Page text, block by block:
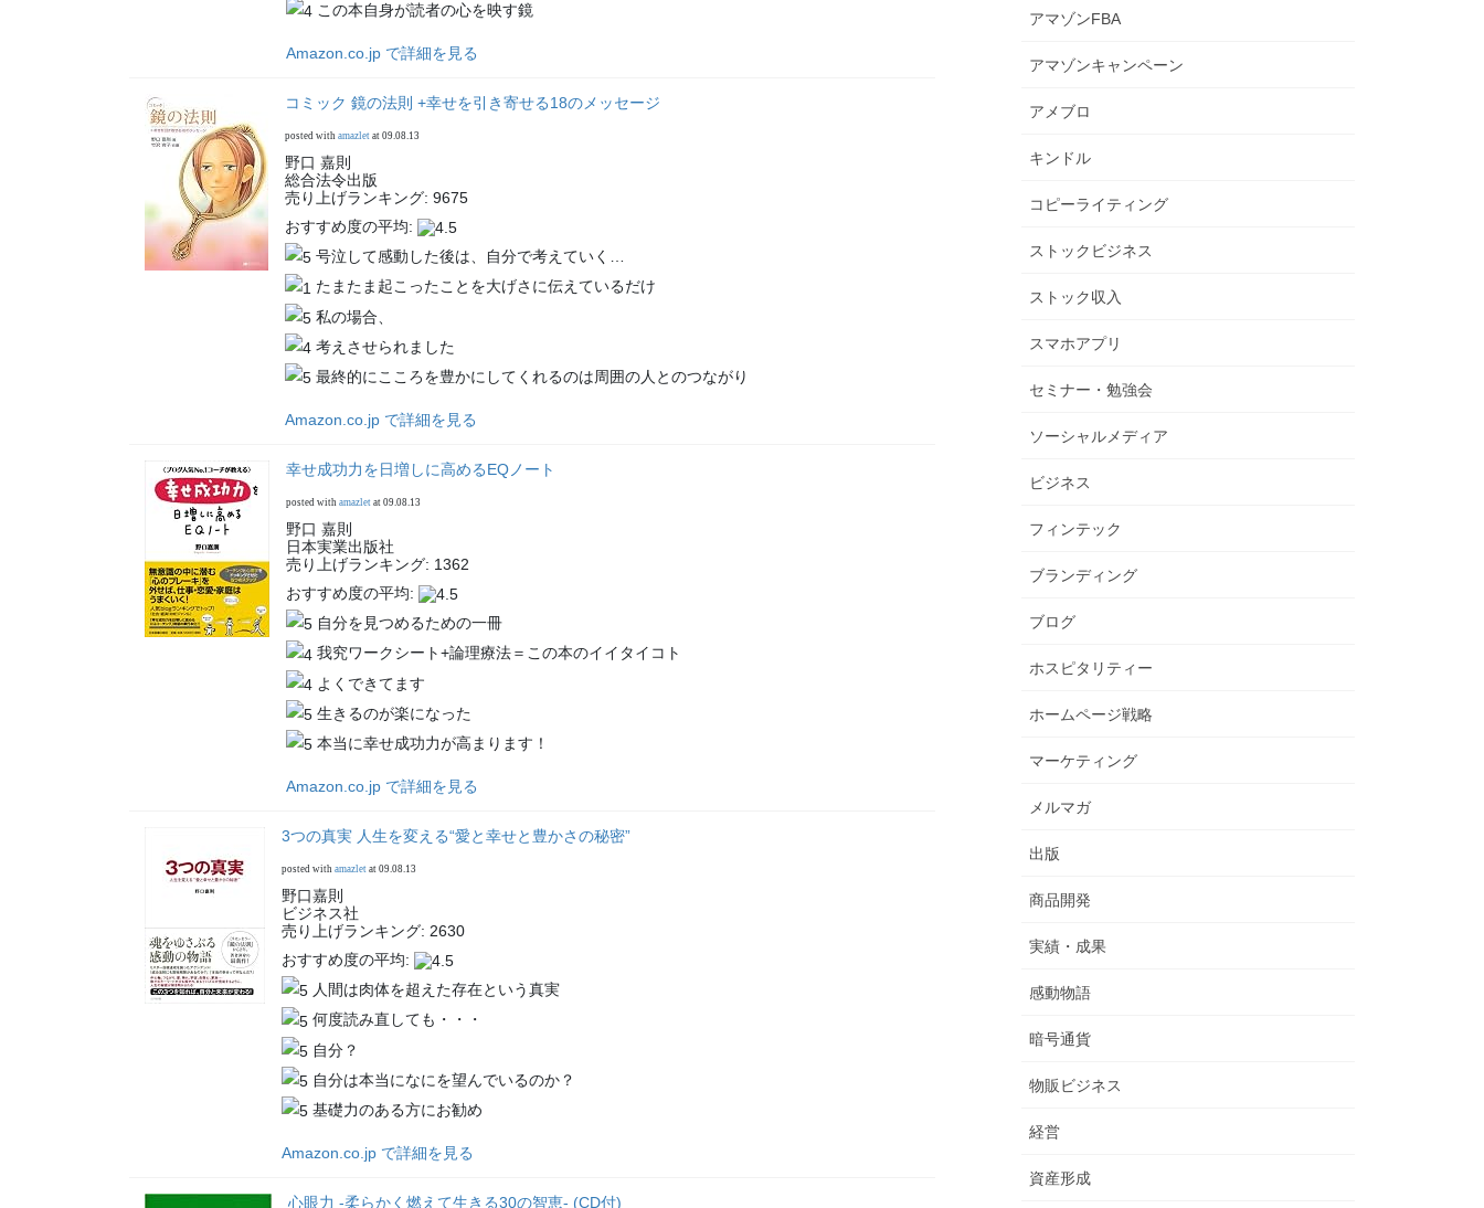
この本自身が読者の心を映す鏡
Amazon.co.jp で詳細を見る
コミック 鏡の法則 +幸せを引き寄せる18のメッセージ
posted with amazlet at 09.08.13
野口 嘉則
総合法令出版
売り上げランキング: 9675
おすすめ度の平均:
号泣して感動した後は、自分で考えていく…
たまたま起こったことを大げさに伝えているだけ
私の場合、
考えさせられました
最終的にこころを豊かにしてくれるのは周囲の人とのつながり
Amazon.co.jp で詳細を見る
幸せ成功力を日増しに高めるEQノート
posted with amazlet at 09.08.13
野口 嘉則
日本実業出版社
売り上げランキング: 1362
おすすめ度の平均:
自分を見つめるための一冊
我究ワークシート+論理療法＝この本のイイタイコト
よくできてます
生きるのが楽になった
本当に幸せ成功力が高まります！
Amazon.co.jp で詳細を見る
3つの真実 人生を変える“愛と幸せと豊かさの秘密”
posted with amazlet at 09.08.13
野口嘉則
ビジネス社
売り上げランキング: 2630
おすすめ度の平均:
人間は肉体を超えた存在という真実
何度読み直しても・・・
自分？
自分は本当になにを望んでいるのか？
基礎力のある方にお勧め
Amazon.co.jp で詳細を見る
心眼力 -柔らかく燃えて生きる30の智恵- (CD付)
アマゾンFBA
アマゾンキャンペーン
アメブロ
キンドル
コピーライティング
ストックビジネス
ストック収入
スマホアプリ
セミナー・勉強会
ソーシャルメディア
ビジネス
フィンテック
ブランディング
ブログ
ホスピタリティー
ホームページ戦略
マーケティング
メルマガ
出版
商品開発
実績・成果
感動物語
暗号通貨
物販ビジネス
経営
資産形成